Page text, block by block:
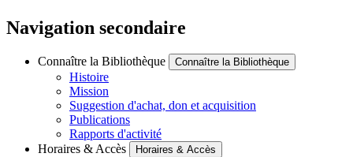
Navigation secondaire
Connaître la Bibliothèque Connaître la Bibliothèque
Histoire
Mission
Suggestion d'achat, don et acquisition
Publications
Rapports d'activité
Horaires & Accès
Horaires & Accès